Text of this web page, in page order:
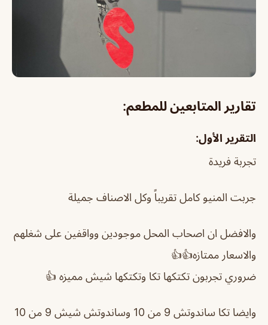
تقارير المتابعين للمطعم:
التقرير الأول:
تجربة فريدة
جربت المنيو كامل تقريباً وكل الاصناف جميلة
والافضل ان اصحاب المحل موجودين وواقفين على شغلهم
والاسعار ممتازه👍👍
ضروري تجربون تكتكها تكا وتكتكها شيش مميزه 👍
وايضا تكا ساندوتش 9 من 10 وساندوتش شيش 9 من 10